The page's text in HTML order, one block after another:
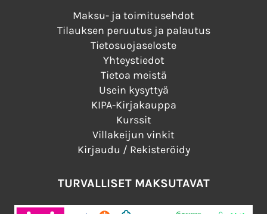
Maksu- ja toimitusehdot
Tilauksen peruutus ja palautus
Tietosuojaseloste
Yhteystiedot
Tietoa meistä
Usein kysyttyä
KIPA-Kirjakauppa
Kurssit
Villakeijun vinkit
Kirjaudu / Rekisteröidy
TURVALLISET MAKSUTAVAT